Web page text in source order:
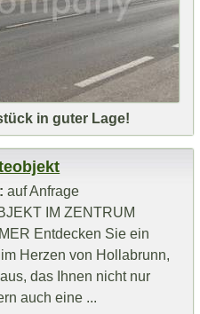
in guter Lage!
auf Anfrage
IM ZENTRUM
Entdecken Sie ein
Herzen von Hollabrunn,
das Ihnen nicht nur
auch eine ...